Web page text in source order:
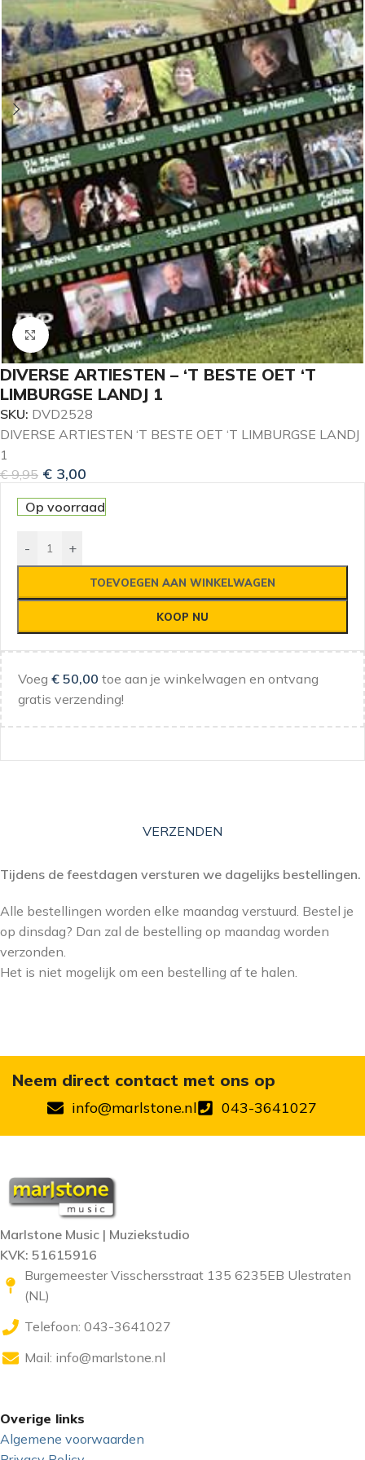
Klik om te vergroten
DIVERSE ARTIESTEN – ‘T BESTE OET ‘T
LIMBURGSE LANDJ 1
SKU: DVD2528
DIVERSE ARTIESTEN ‘T BESTE OET ‘T LIMBURGSE LANDJ
1
€9,95 € 3,00
Op voorraad
- +
TOEVOEGEN AAN WINKELWAGEN
KOOP NU
Voeg € 50,00 toe aan je winkelwagen en ontvang
gratis verzending!
VERZENDEN
Tijdens de feestdagen versturen we dagelijks bestellingen.
Alle bestellingen worden elke maandag verstuurd. Bestel je
op dinsdag? Dan zal de bestelling op maandag worden
verzonden.
Het is niet mogelijk om een bestelling af te halen.
Neem direct contact met ons op
info@marlstone.nl 043-3641027
Marlstone Music | Muziekstudio
KVK: 51615916
Burgemeester Visschersstraat 135 6235EB Ulestraten
(NL)
Telefoon: 043-3641027
Mail: info@marlstone.nl
Overige links
Algemene voorwaarden